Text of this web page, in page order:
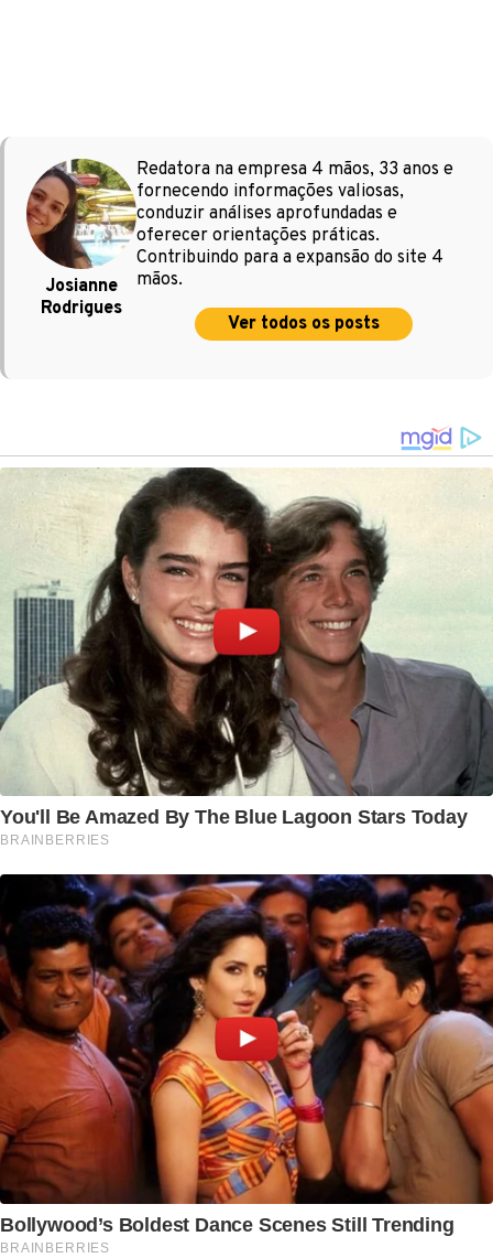
Josianne
Rodrigues
Redatora na empresa 4 mãos, 33 anos e
fornecendo informações valiosas,
conduzir análises aprofundadas e
oferecer orientações práticas.
Contribuindo para a expansão do site 4
mãos.
Ver todos os posts